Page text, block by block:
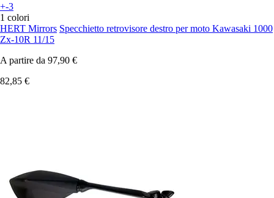
+-3
1 colori
HERT Mirrors Specchietto retrovisore destro per moto Kawasaki 1000
Zx-10R 11/15
A partire da 97,90 €
82,85 €